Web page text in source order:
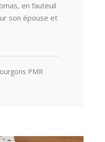
en fauteuil
son épouse et
PMR